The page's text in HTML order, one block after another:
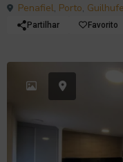
Penafiel, Porto, Guilhufe
Partilhar Favorito